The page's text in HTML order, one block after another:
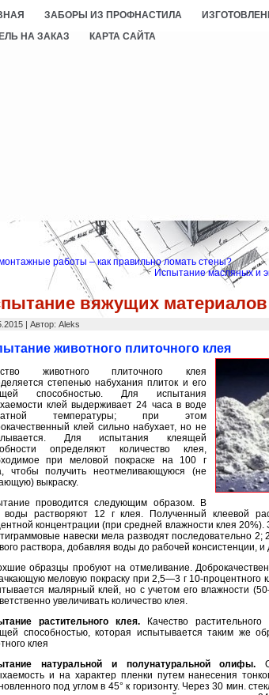
ЗАБОРЫ ИЗ ПРОФНАСТИЛА
НА ЗАКАЗ
КАРТА САЙТА
работы – как правильно ломать стены?
Испытание масляных и
вяжущих материалов
| Автор: Aleks
животного плиточного клея
животного плиточного клея
сте­пенью набухания плиток и его
способностью. Для испытания
клей выдерживает 24 часа в воде
температуры; при этом
клей сильно набухает, но не
Для испытания клеящей
определяют коли­чество клея,
при меловой покраске на 100 г
чтобы получить неотмеливающуюся (не
выкраску.
проводится следующим образом. В
растворяют 12 г клея. Полученный клеевой
концентрации (при средней влажности клея 20%).
навески мела разводят последовательно 2;
раствора, добав­ляя воды до рабочей консистенции,
образцы пробуют на отмеливание.
меловую покраску при 2,5—3 г 10-процентного
малярный клей, но с учетом его влажности
уве­личивать количество клея.
растительного клея. Качество
способностью, которая испытывается таким же
клея
натуральной и полунату­ральной олифы.
и на характер пленки путем нанесения
под углом в 45° к гори­зонту. Через 30 мин.